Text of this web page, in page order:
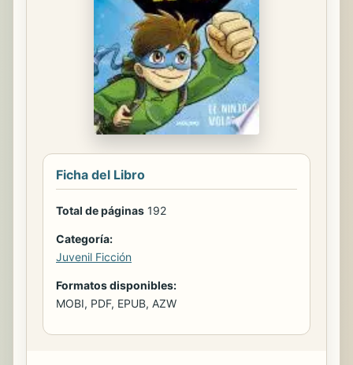
Ficha del Libro
Total de páginas 192
Categoría:
Juvenil Ficción
Formatos disponibles:
MOBI, PDF, EPUB, AZW